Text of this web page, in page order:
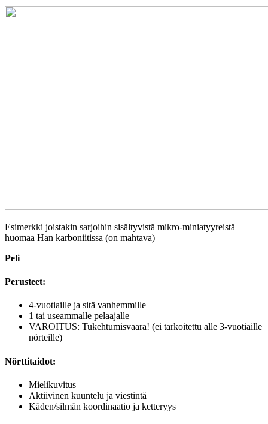
Esimerkki joistakin sarjoihin sisältyvistä mikro-miniatyyreistä –
huomaa Han karboniitissa (on mahtava)
Peli
Perusteet:
4-vuotiaille ja sitä vanhemmille
1 tai useammalle pelaajalle
VAROITUS: Tukehtumisvaara! (ei tarkoitettu alle 3-vuotiaille
nörteille)
Nörttitaidot:
Mielikuvitus
Aktiivinen kuuntelu ja viestintä
Käden/silmän koordinaatio ja ketteryys